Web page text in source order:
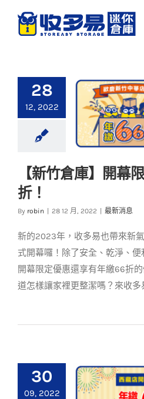
28
12, 2022
最新消息
【新竹倉庫】開幕
折！
By robin 28 12 月, 2022 最新消息
新的2023年，收多易也帶來新
式開幕囉！除了安全、乾淨、便
開幕限定優惠還享有年繳66折
道怎樣讓家裡更整潔嗎？來收多
30
09, 2022